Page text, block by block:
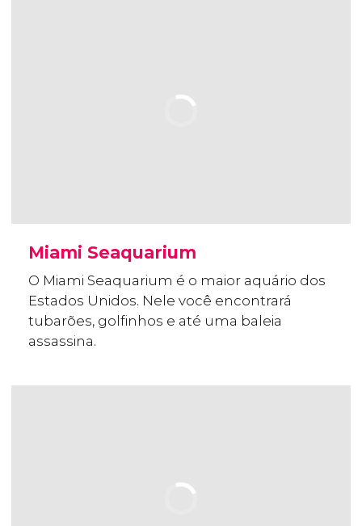
Miami Seaquarium
O Miami Seaquarium é o maior aquário dos
Estados Unidos. Nele você encontrará
tubarões, golfinhos e até uma baleia
assassina.